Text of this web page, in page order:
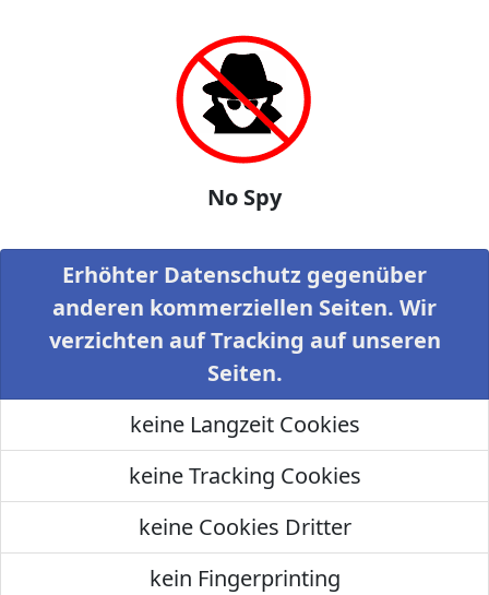
No Spy
Erhöhter Datenschutz gegenüber
anderen kommerziellen Seiten. Wir
verzichten auf Tracking auf unseren
Seiten.
keine Langzeit Cookies
keine Tracking Cookies
keine Cookies Dritter
kein Fingerprinting